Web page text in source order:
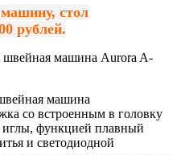
стол
рублей.
машина Aurora A-
машина
со встроенным в головку
функцией плавный
и светодиодной